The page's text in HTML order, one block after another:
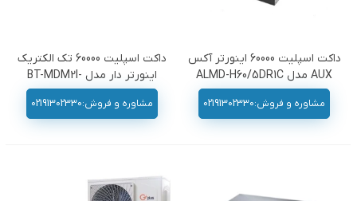
داکت اسپلیت 60000 اینورتر آکس
AUX مدل ALMD-H60/5DR1C
مشاوره و فروش:02191302330
داکت اسپلیت 60000 تک الکتریک
اینورتر دار مدل BT-MDM2I-
60HT3
مشاوره و فروش:02191302330